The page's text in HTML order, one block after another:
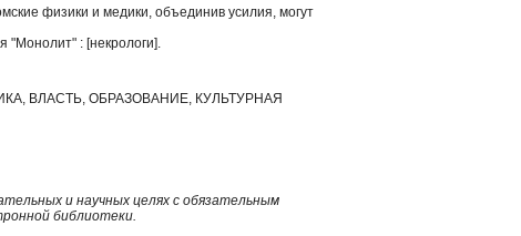
физики и медики, объединив усилия, могут
"Монолит" : [некрологи].
ВЛАСТЬ, ОБРАЗОВАНИЕ, КУЛЬТУРНАЯ
и научных целях с обязательным
библиотеки.